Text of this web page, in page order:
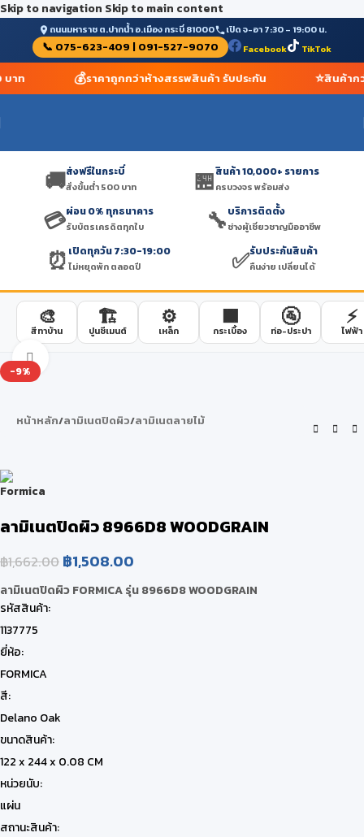
Skip to navigation Skip to main content
ถนนมหาราช ต.ปากน้ำ อ.เมือง กระบี่ 81000 เปิด จ-อา 7:30 – 19:00 น.
📞 075-623-409 | 091-527-9070 Facebook TikTok
บาท 💰ราคาถูกกว่าห้างสรรพสินค้า รับประกัน ⭐สินค้าก
🚚ส่งฟรีในกระบี่
สั่งขั้นต่ำ 500 บาท 🏪สินค้า 10,000+ รายการ
ครบวงจร พร้อมส่ง
💳ผ่อน 0% ทุกธนาคาร
รับบัตรเครดิตทุกใบ 🔧บริการติดตั้ง
ช่างผู้เชี่ยวชาญมืออาชีพ
⏰ เปิดทุกวัน 7:30-19:00
ไม่หยุดพัก ตลอดปี ✅รับประกันสินค้า
คืนง่าย เปลี่ยนได้
🎨
สีทาบ้าน
🏗️
ปูนซีเมนต์
⚙️
เหล็ก
🟫
กระเบื้อง
🚰
ท่อ-ประปา
⚡
ไฟฟ้า
-9%
Click to enlarge
หน้าหลัก/ลามิเนตปิดผิว/ลามิเนตลายไม้
ลามิเนตปิดผิว 8966D8 WOODGRAIN
฿1,662.00 ฿1,508.00
ลามิเนตปิดผิว FORMICA รุ่น 8966D8 WOODGRAIN
รหัสสินค้า:
1137775
ยี่ห้อ:
FORMICA
สี:
Delano Oak
ขนาดสินค้า:
122 x 244 x 0.08 CM
หน่วยนับ:
แผ่น
สถานะสินค้า: